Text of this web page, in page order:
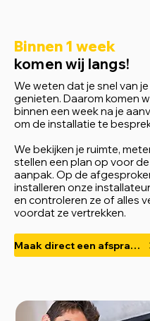
Binnen 1 week
komen wij langs!
We weten dat je snel van
genieten. Daarom komen
binnen een week na je
om de installatie te
We bekijken je ruimte,
stellen een plan op voor
aanpak. Op de
installeren onze
en controleren ze of alles
voordat ze vertrekken.
Maak direct een afspraak